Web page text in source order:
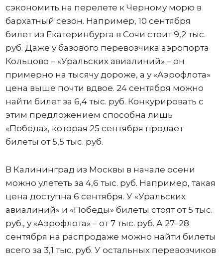
сэкономить на перелете к Черному морю в
бархатный сезон. Например, 10 сентября
билет из Екатеринбурга в Сочи стоит 9,2 тыс.
руб. Даже у базового перевозчика аэропорта
Кольцово – «Уральских авиалиний» – он
примерно на тысячу дороже, а у «Аэрофлота»
цена выше почти вдвое. 24 сентября можно
найти билет за 6,4 тыс. руб. Конкурировать с
этим предложением способна лишь
«Победа», которая 25 сентября продает
билеты от 5,5 тыс. руб.
В Калининград из Москвы в начале осени
можно улететь за 4,6 тыс. руб. Например, такая
цена доступна 6 сентября. У «Уральских
авиалиний» и «Победы» билеты стоят от 5 тыс.
руб., у «Аэрофлота» – от 7 тыс. руб. А 27–28
сентября на распродаже можно найти билеты
всего за 3,1 тыс. руб. У остальных перевозчиков